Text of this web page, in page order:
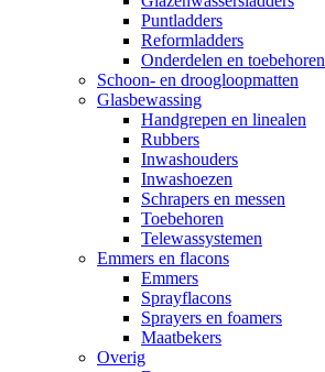
Puntladders
Reformladders
Onderdelen en toebehoren
Schoon- en droogloopmatten
Glasbewassing
Handgrepen en linealen
Rubbers
Inwashouders
Inwashoezen
Schrapers en messen
Toebehoren
Telewassystemen
Emmers en flacons
Emmers
Sprayflacons
Sprayers en foamers
Maatbekers
Overig